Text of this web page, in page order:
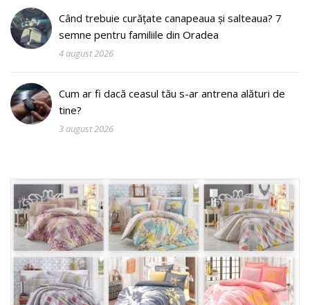
Când trebuie curățate canapeaua și salteaua? 7
semne pentru familiile din Oradea
4 august 2026
Cum ar fi dacă ceasul tău s-ar antrena alături de
tine?
3 august 2026